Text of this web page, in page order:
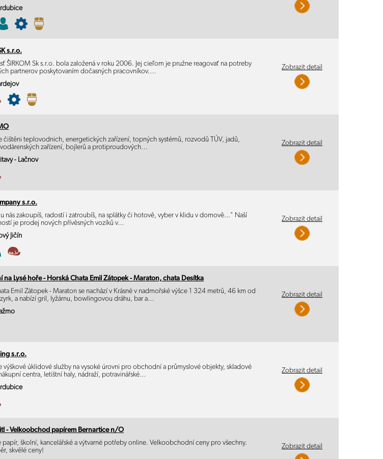
s.r.o.
ŠIRKOM Sk s.r.o. bola založená v roku 2006. Jej cieľom je pružne reagovať na potreby
partnerov poskytovaním dočasných pracovníkov.…
Zobrazit detail
čištěni teplovodnich, energetických zařízení, topných systémů, rozvodů TÚV, jadů,
vodárenských zařízení, bojlerů a protiproudových…
- Lačnov
Zobrazit detail
s.r.o.
nás zakoupíš, radostí i zatroubíš, na splátky či hotově, vyber v klidu v domově..." Naší
je prodej nových přívěsných vozíků v…
Jičín
Zobrazit detail
na Lysé hoře - Horská Chata Emil Zátopek - Maraton, chata Desítka
Emil Zátopek - Maraton se nachází v Krásné v nadmořské výšce 1 324 metrů, 46 km od
a nabízí gril, lyžárnu, bowlingovou dráhu, bar a…
Zobrazit detail
s.r.o.
výškové úklidové služby na vysoké úrovni pro obchodní a průmyslové objekty, skladové
centra, letištní haly, nádraží, potravinářské…
Zobrazit detail
- Velkoobchod papírem Bernartice n/O
papír, školní, kancelářské a výtvarné potřeby online. Velkoobchodní ceny pro všechny.
skvělé ceny!
Zobrazit detail